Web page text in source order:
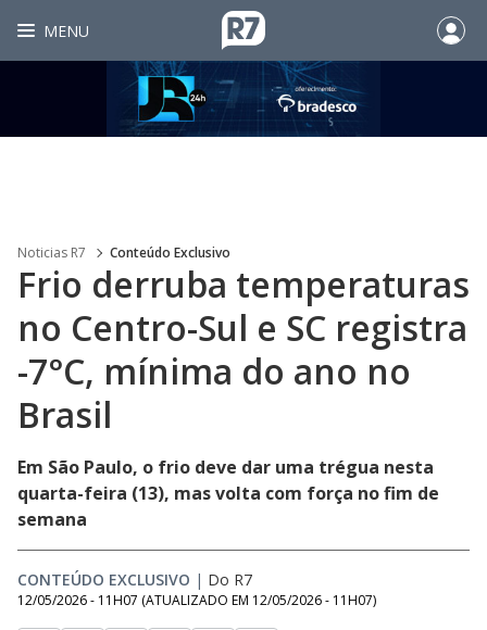
MENU
Noticias R7 Conteúdo Exclusivo
Frio derruba temperaturas
no Centro-Sul e SC registra
-7°C, mínima do ano no
Brasil
Em São Paulo, o frio deve dar uma trégua nesta
quarta-feira (13), mas volta com força no fim de
semana
CONTEÚDO EXCLUSIVO | Do R7
12/05/2026 - 11H07 (ATUALIZADO EM 12/05/2026 - 11H07)